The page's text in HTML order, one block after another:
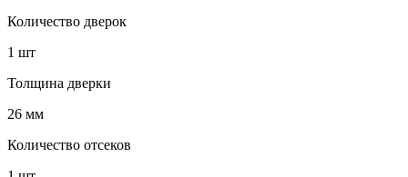
Количество дверок
1 шт
Толщина дверки
26 мм
Количество отсеков